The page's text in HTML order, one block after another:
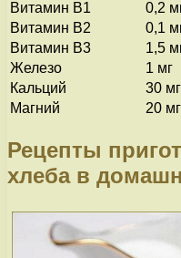
Витамин В1
0,2
Витамин В2
0,1
Витамин В3
1,5
Железо
1 мг
Кальций
30 мг
Магний
20 мг
Рецепты
хлеба в